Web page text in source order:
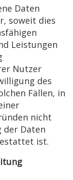
Daten
soweit dies
Leistungen
Nutzer
des
Fällen, in
nicht
der Daten
ist.